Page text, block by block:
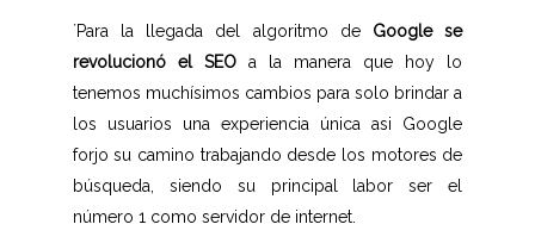
´Para la llegada del algoritmo de Google se
revolucionó el SEOa la manera que hoy lo
tenemos muchísimos cambios para solo brindar a
los usuarios una experiencia única asi Google
forjo su camino trabajando desde los motores de
búsqueda, siendo su principal labor ser el
número 1 como servidor de internet.